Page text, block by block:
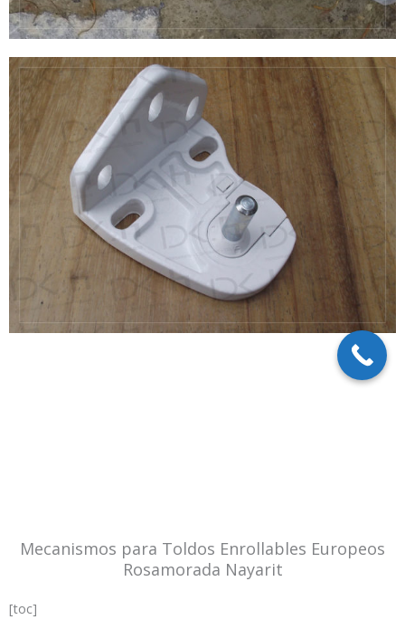
Mecanismos para Toldos Enrollables Europeos
Rosamorada Nayarit
[toc]